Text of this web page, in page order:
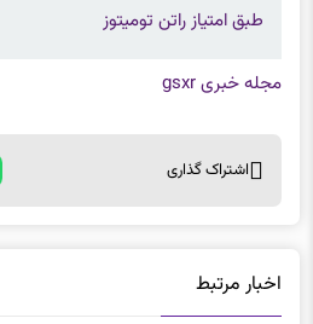
چرا اسباب‌بازی‌های مجهز